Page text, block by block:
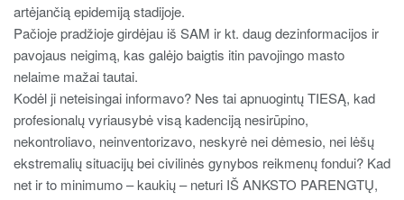
artėjančią epidemiją stadijoje.
Pačioje pradžioje girdėjau iš SAM ir kt. daug dezinformacijos ir
pavojaus neigimą, kas galėjo baigtis itin pavojingo masto
nelaime mažai tautai.
Kodėl ji neteisingai informavo? Nes tai apnuogintų TIESĄ, kad
profesionalų vyriausybė visą kadenciją nesirūpino,
nekontroliavo, neinventorizavo, neskyrė nei dėmesio, nei lėšų
ekstremalių situacijų bei civilinės gynybos reikmenų fondui? Kad
net ir to minimumo – kaukių – neturi IŠ ANKSTO PARENGTŲ,